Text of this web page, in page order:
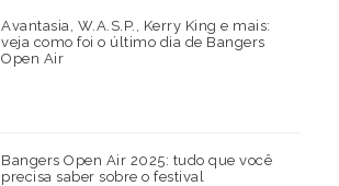
Avantasia, W.A.S.P., Kerry King e mais:
veja como foi o último dia de Bangers
Open Air
Bangers Open Air 2025: tudo que você
precisa saber sobre o festival